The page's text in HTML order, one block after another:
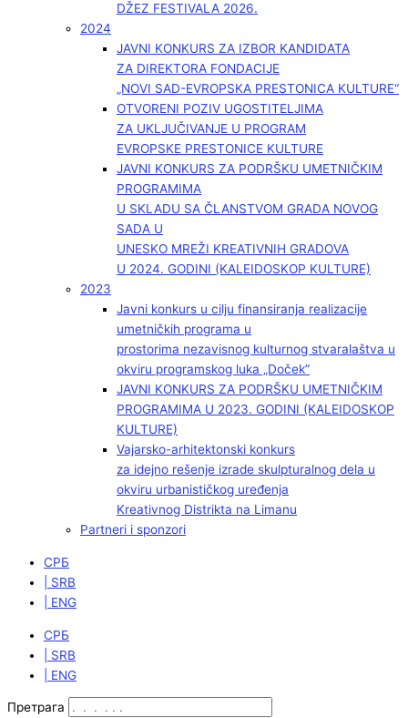
DŽEZ FESTIVALA 2026.
2024
JAVNI KONKURS ZA IZBOR KANDIDATA
ZA DIREKTORA FONDACIJE
„NOVI SAD-EVROPSKA PRESTONICA KULTURE“
OTVORENI POZIV UGOSTITELJIMA
ZA UKLJUČIVANJE U PROGRAM
EVROPSKE PRESTONICE KULTURE
JAVNI KONKURS ZA PODRŠKU UMETNIČKIM
PROGRAMIMA
U SKLADU SA ČLANSTVOM GRADA NOVOG
SADA U
UNESKO MREŽI KREATIVNIH GRADOVA
U 2024. GODINI (KALEIDOSKOP KULTURE)
2023
Javni konkurs u cilju finansiranja realizacije
umetničkih programa u
prostorima nezavisnog kulturnog stvaralaštva u
okviru programskog luka „Doček”
JAVNI KONKURS ZA PODRŠKU UMETNIČKIM
PROGRAMIMA U 2023. GODINI (KALEIDOSKOP
KULTURE)
Vajarsko-arhitektonski konkurs
za idejno rešenje izrade skulpturalnog dela u
okviru urbanističkog uređenja
Kreativnog Distrikta na Limanu
Partneri i sponzori
СРБ
| SRB
| ENG
СРБ
| SRB
| ENG
Претрага